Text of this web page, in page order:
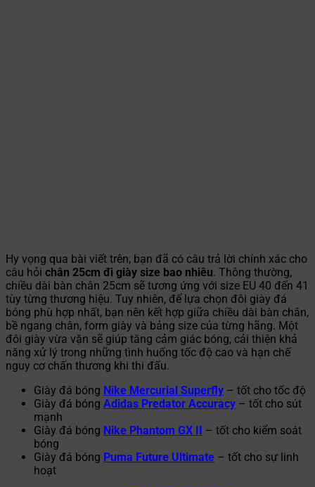
Hy vọng qua bài viết trên, bạn đã có câu trả lời chính xác cho
câu hỏi chân 25cm đi giày size bao nhiêu. Thông thường,
chiều dài bàn chân 25cm sẽ tương ứng với size EU 40 đến 41
tùy từng thương hiệu. Tuy nhiên, để lựa chọn đôi giày đá
bóng phù hợp nhất, bạn nên kết hợp giữa chiều dài bàn chân,
bề ngang chân, form giày và bảng size của từng hãng. Một
đôi giày vừa vặn sẽ giúp tăng cảm giác bóng, cải thiện khả
năng xử lý trong những tình huống tốc độ cao và hạn chế
nguy cơ chấn thương khi thi đấu.
Giày đá bóng Nike Mercurial Superfly – tốt cho tốc độ
Giày đá bóng Adidas Predator Accuracy – tốt cho sút
mạnh
Giày đá bóng Nike Phantom GX II – tốt cho kiểm soát
bóng
Giày đá bóng Puma Future Ultimate – tốt cho sự linh
hoạt